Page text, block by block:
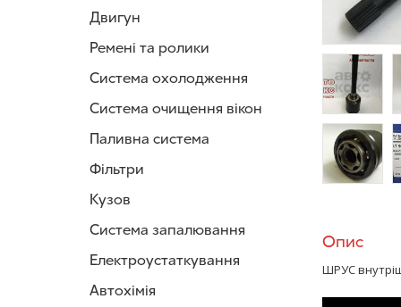
Двигун
Ремені та ролики
Система охолодження
Система очищення вікон
Паливна система
Фільтри
Кузов
Система запалювання
Електроустаткування
Автохімія
/> /
Опис
ШРУС